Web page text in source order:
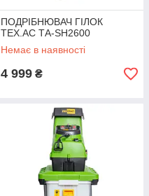
ПОДРІБНЮВАЧ ГІЛОК
TEX.AC ТА-SH2600
Немає в наявності
4 999 ₴